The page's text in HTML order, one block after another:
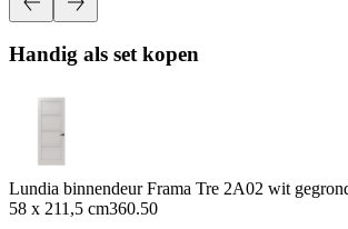
Handig als set kopen
Lundia binnendeur Frama Tre 2A02 wit
58 x 211,5 cm360.50